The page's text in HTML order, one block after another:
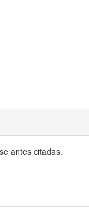
antes citadas.